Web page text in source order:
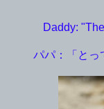
Daddy:
パパ：「とっ